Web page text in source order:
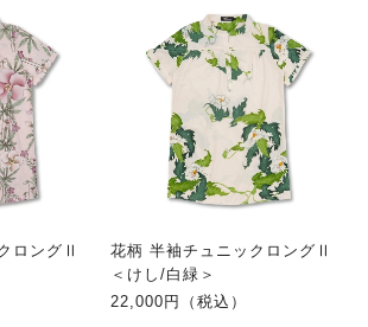
ロングⅡ
花柄 半袖チュニックロングⅡ
＜けし/白緑＞
22,000円（税込）